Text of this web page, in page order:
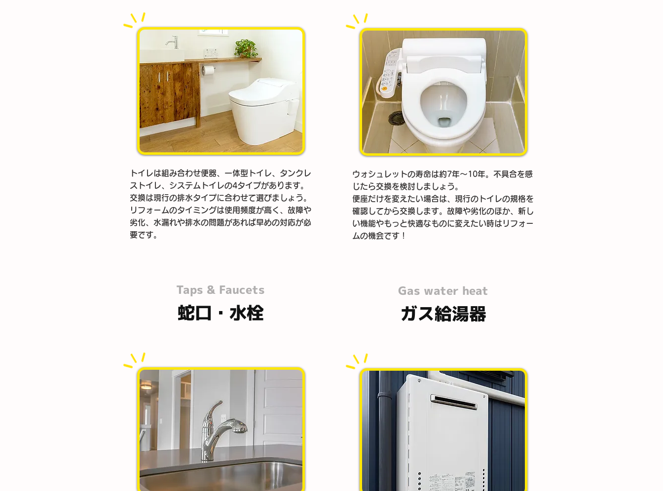
トイレは組み合わせ便器、一体型トイレ、タンクレ
ストイレ、システムトイレの4タイプがあります。
交換は現行の排水タイプに合わせて選びましょう。
リフォームのタイミングは使用頻度が高く、故障や
劣化、水漏れや排水の問題があれば早めの対応が必
要です。
ウォシュレットの寿命は約7年～10年。不具合を感
じたら交換を検討しましょう。
便座だけを変えたい場合は、現行のトイレの規格を
確認してから交換します。故障や劣化のほか、新し
い機能やもっと快適なものに変えたい時はリフォー
ムの機会です！
Taps & Faucets
蛇口・水栓
Gas water heat
ガス給湯器